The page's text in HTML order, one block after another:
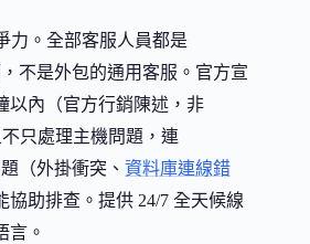
力。全部客服人員都是
，不是外包的通用客服。官方宣
以內（官方行銷陳述，非
只處理主機問題，連
（外掛衝突、 資料庫連線錯
協助排查。提供 24/7 全天候線
言。